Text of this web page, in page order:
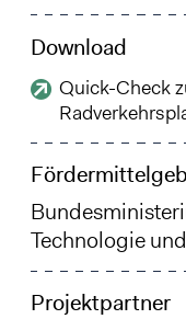
Download
Quick-Check
Technologie
Projektpartner